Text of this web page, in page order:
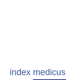
index medicus